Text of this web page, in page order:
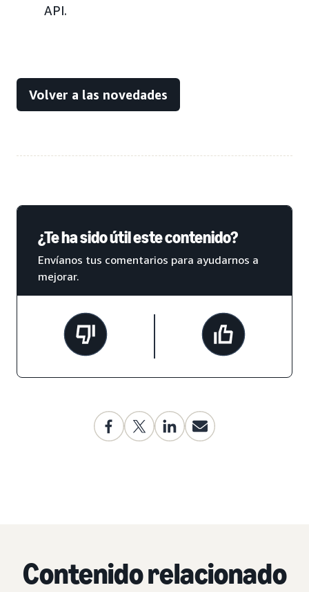
API.
Volver a las novedades
¿Te ha sido útil este contenido?
Envíanos tus comentarios para ayudarnos a
mejorar.
Contenido relacionado